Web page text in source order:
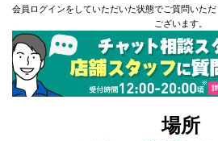
会員ログインをしていただいた状態でご質問いた
ございます。
場所